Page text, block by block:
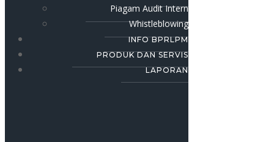
Piagam Audit Intern
Whistleblowing
INFO BPRLPM
PRODUK DAN SERVIS
LAPORAN